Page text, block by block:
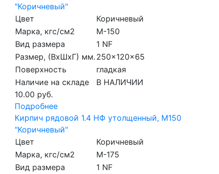
"Коричневый"
Цвет
Коричневый
Марка, кгс/см2
M-150
Вид размера
1 NF
Размер, (ВхШхГ) мм. 250x120x65
Поверхность
гладкая
Наличие на складе
В НАЛИЧИИ
10.00 руб.
Подробнее
Кирпич рядовой 1.4 НФ утолщенный, М150
"Коричневый"
Цвет
Коричневый
Марка, кгс/см2
M-175
Вид размера
1 NF